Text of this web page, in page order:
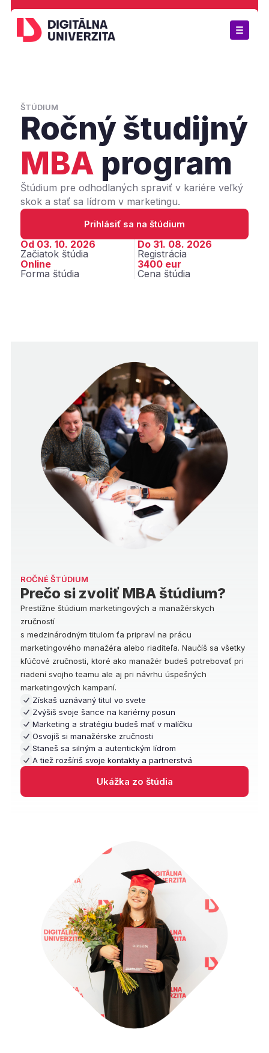
Certifikované štúdium
Expert štúdium
MBA štúdium
Otázky
ŠTÚDIUM
Ročný študijný
MBA program
Štúdium pre odhodlaných spraviť v kariére veľký
skok a stať sa lídrom v marketingu.
Prihlásiť sa na štúdium
Od 03. 10. 2026
Začiatok štúdia
Do 31. 08. 2026
Registrácia
Online
Forma štúdia
3400 eur
Cena štúdia
Ako prebieha štúdium?
Prehrať video
ROČNÉ ŠTÚDIUM
Prečo si zvoliť MBA štúdium?
Prestížne štúdium marketingových a manažérskych
zručností
s medzinárodným titulom ťa pripraví na prácu
marketingového manažéra alebo riaditeľa. Naučíš sa všetky
kľúčové zručnosti, ktoré ako manažér budeš potrebovať pri
riadení svojho teamu ale aj pri návrhu úspešných
marketingových kampaní.
Získaš uznávaný titul vo svete
Zvýšiš svoje šance na kariérny posun
Marketing a stratégiu budeš mať v malíčku
Osvojíš si manažérske zručnosti
Staneš sa silným a autentickým lídrom
A tiež rozšíriš svoje kontakty a partnerstvá
Ukážka zo štúdia